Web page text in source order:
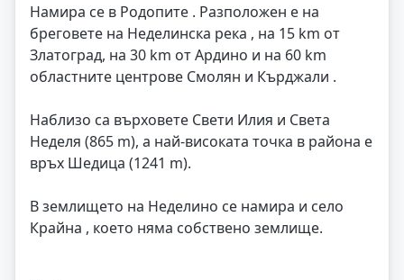
Намира се в Родопите . Разположен е на
бреговете на Неделинска река , на 15 km от
Златоград, на 30 km от Ардино и на 60 km
областните центрове Смолян и Кърджали .
Наблизо са върховете Свети Илия и Света
Неделя (865 m), а най-високата точка в района е
връх Шедица (1241 m).
В землището на Неделино се намира и село
Крайна , което няма собствено землище.